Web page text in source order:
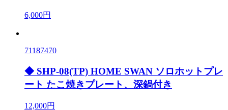
6,000円
71187470
◆ SHP-08(TP) HOME SWAN ソロホットプレ
ート たこ焼きプレート、深鍋付き
12,000円